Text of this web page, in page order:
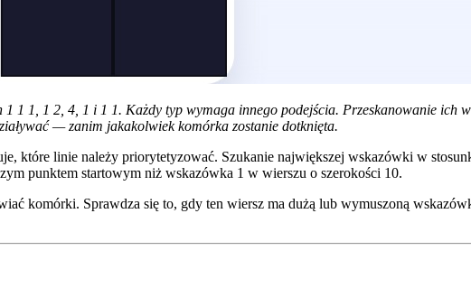
1 1, 1 2, 4, 1 i 1 1. Każdy typ wymaga innego podejścia. Przeskanowanie ich
— zanim jakakolwiek komórka zostanie dotknięta.
które linie należy priorytetyzować. Szukanie największej wskazówki w
punktem startowym niż wskazówka 1 w wierszu o szerokości 10.
komórki. Sprawdza się to, gdy ten wiersz ma dużą lub wymuszoną